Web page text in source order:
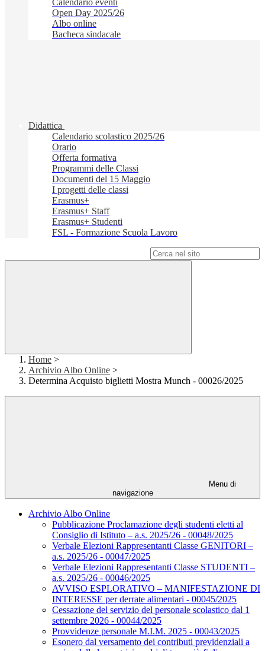
Calendario eventi
Open Day 2025/26
Albo online
Bacheca sindacale
Didattica
Calendario scolastico 2025/26
Orario
Offerta formativa
Programmi delle Classi
Documenti del 15 Maggio
I progetti delle classi
Erasmus+
Erasmus+ Staff
Erasmus+ Studenti
FSL - Formazione Scuola Lavoro
Home >
Archivio Albo Online >
Determina Acquisto biglietti Mostra Munch - 00026/2025
Menu di
navigazione
Archivio Albo Online
Pubblicazione Proclamazione degli studenti eletti al
Consiglio di Istituto – a.s. 2025/26 - 00048/2025
Verbale Elezioni Rappresentanti Classe GENITORI –
a.s. 2025/26 - 00047/2025
Verbale Elezioni Rappresentanti Classe STUDENTI –
a.s. 2025/26 - 00046/2025
AVVISO ESPLORATIVO – MANIFESTAZIONE DI
INTERESSE per derrate alimentari - 00045/2025
Cessazione del servizio del personale scolastico dal 1
settembre 2026 - 00044/2025
Provvidenze personale M.I.M. 2025 - 00043/2025
Esonero dal versamento dei contributi previdenziali a